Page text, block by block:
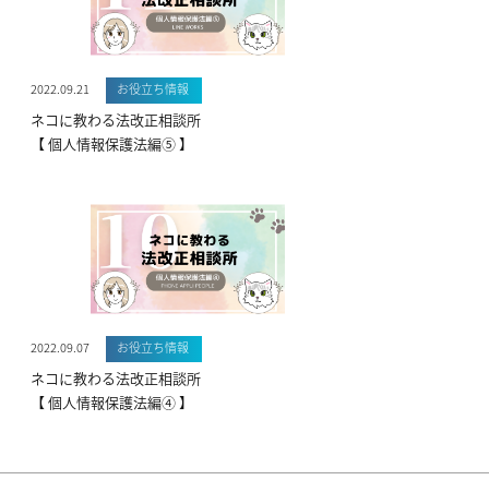
2022.09.21 お役立ち情報
ネコに教わる法改正相談所
【 個人情報保護法編⑤ 】
2022.09.07 お役立ち情報
ネコに教わる法改正相談所
【 個人情報保護法編④ 】